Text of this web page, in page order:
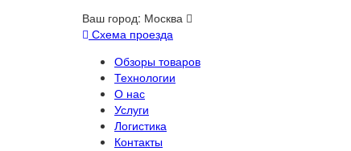
Ваш город: Москва
Схема проезда
Обзоры товаров
Технологии
О нас
Услуги
Логистика
Контакты